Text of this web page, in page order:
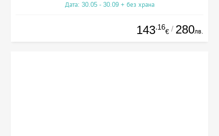
Дата: 30.05 - 30.09 + без храна
143.16
€ / 280лв.